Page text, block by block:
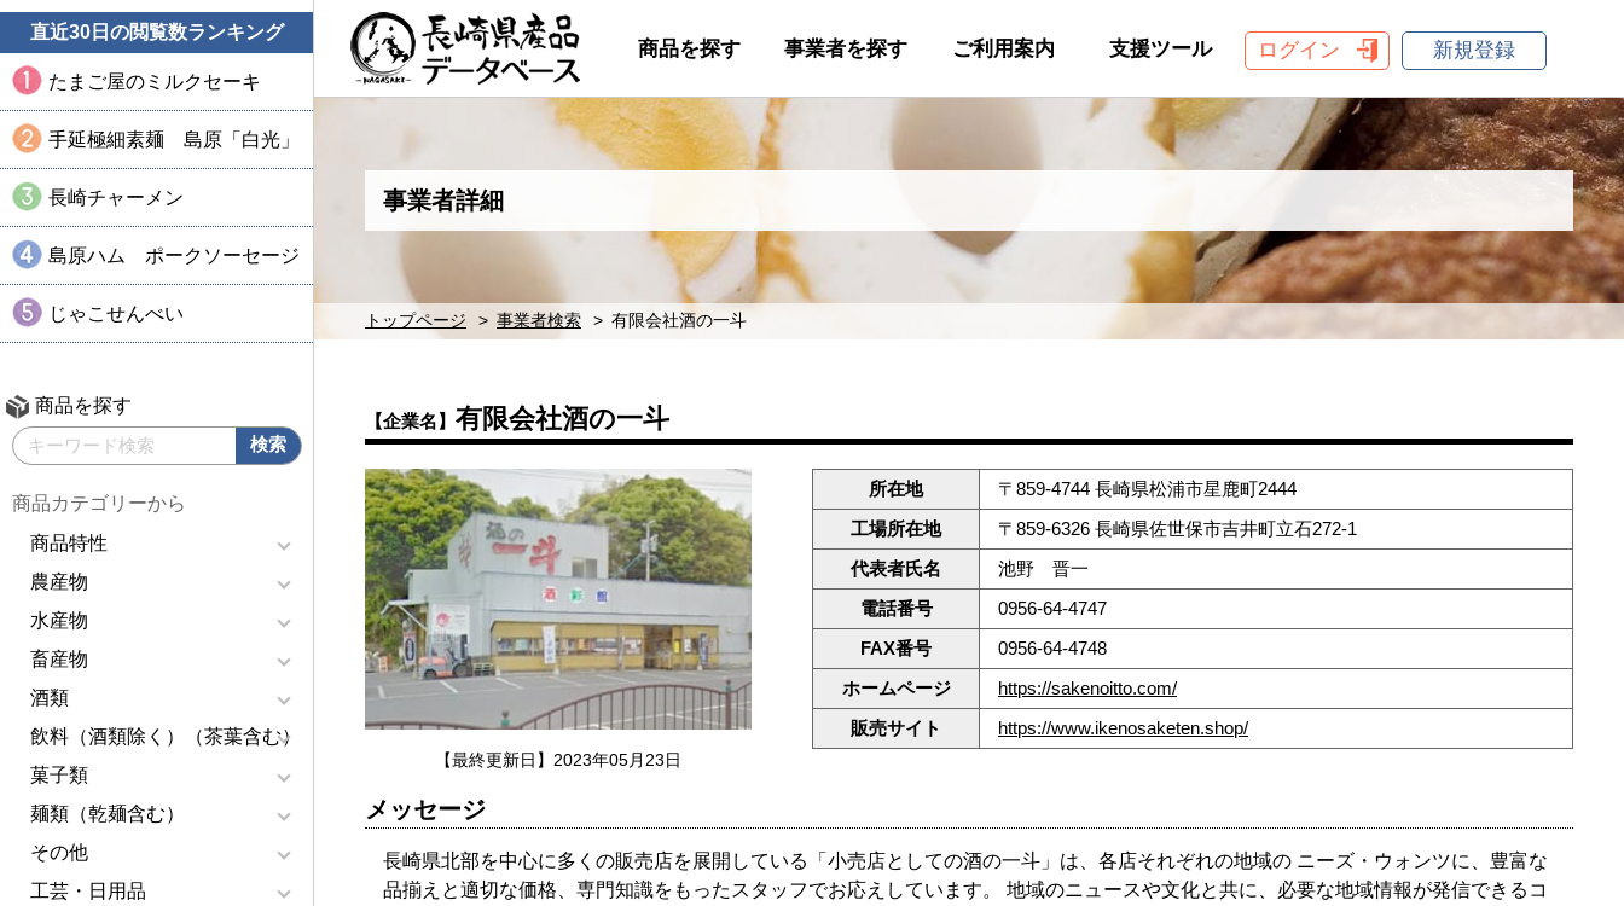
直近30日の閲覧数ランキング
たまご屋のミルクセーキ
手延極細素麺 島原「白光」
長崎チャーメン
島原ハム ポークソーセージ
じゃこせんべい
商品を探す
商品カテゴリーから
商品特性
農産物
水産物
畜産物
酒類
飲料（酒類除く）（茶葉含む）
菓子類
麺類（乾麺含む）
その他
工芸・日用品
商品を探す 事業者を探す ご利用案内 支援ツール ログイン 新規登録
事業者詳細
トップページ 事業者検索 有限会社酒の一斗
【企業名】 有限会社酒の一斗
【最終更新日】2023年05月23日
所在地
〒859-4744 長崎県松浦市星鹿町2444
工場所在地
〒859-6326 長崎県佐世保市吉井町立石272-1
代表者氏名
池野 晋一
電話番号
0956-64-4747
FAX番号
0956-64-4748
ホームページ
https://sakenoitto.com/
販売サイト
https://www.ikenosaketen.shop/
メッセージ
長崎県北部を中心に多くの販売店を展開している「小売店としての酒の一斗」は、各店それぞれの地域の ニーズ・ウォンツに、豊富な
品揃えと適切な価格、専門知識をもったスタッフでお応えしています。 地域のニュースや文化と共に、必要な地域情報が発信できるコ